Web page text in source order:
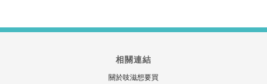
相關連結
關於吱滋想要買